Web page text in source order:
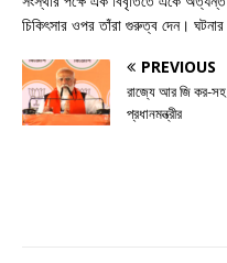
চিকিৎসার ওপর তাঁরা গুরুত্ব দেন।
PREVIOUS
রাজ্যে আর জি কর-সহ
প্রধানমন্ত্রীর